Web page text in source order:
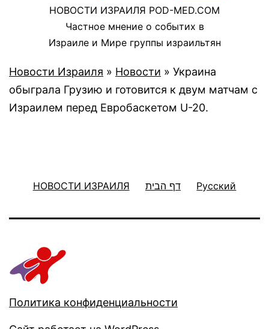
НОВОСТИ ИЗРАИЛЯ POD-MED.COM
Частное мнение о событих в
Израиле и Мире группы израильтян
Новости Израиля » Новости » Украина
обыграла Грузию и готовится к двум матчам с
Израилем перед Евробаскетом U-20.
НОВОСТИ ИЗРАИЛЯ דף הבית Русский
Политика конфиденциальности